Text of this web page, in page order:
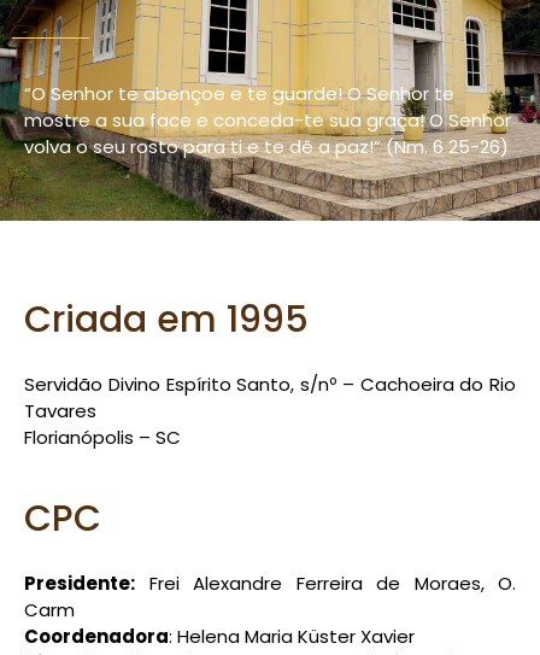
“O Senhor te abençoe e te guarde! O Senhor te
mostre a sua face e conceda-te sua graça! O Senhor
volva o seu rosto para ti e te dê a paz!” (Nm. 6 25-26)
Criada em 1995
Servidão Divino Espírito Santo, s/nº – Cachoeira do Rio
Tavares
Florianópolis – SC
CPC
Presidente: Frei Alexandre Ferreira de Moraes, O.
Carm
Coordenadora: Helena Maria Küster Xavier